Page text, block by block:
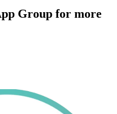
Group for more